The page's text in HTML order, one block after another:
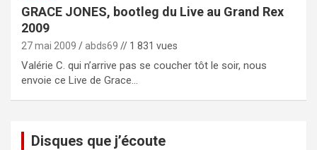
GRACE JONES, bootleg du Live au Grand Rex
2009
27 mai 2009 abds69 // 1 831 vues
Valérie C. qui n’arrive pas se coucher tôt le soir, nous
envoie ce Live de Grace…
Disques que j’écoute